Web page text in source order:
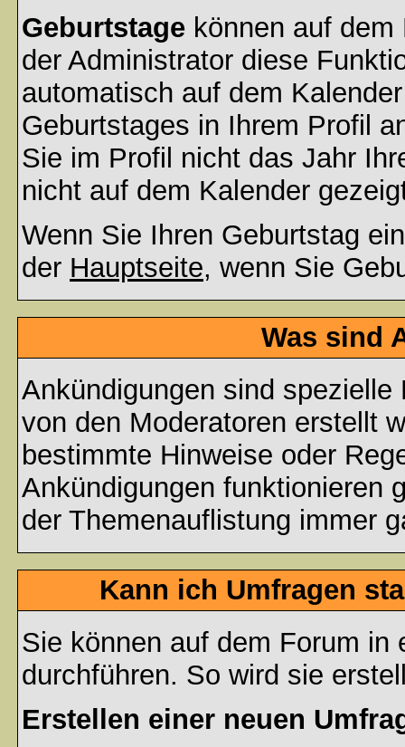
Geburtstage können auf
der Administrator diese
automatisch auf dem
Geburtstages in Ihrem Profil
Sie im Profil nicht das Jahr
nicht auf dem Kalender
Wenn Sie Ihren Geburtstag
der Hauptseite, wenn Sie
Was sind
Ankündigungen sind
von den Moderatoren erstellt
bestimmte Hinweise oder
Ankündigungen funktionieren
der Themenauflistung immer
Kann ich Umfragen
Sie können auf dem Forum in
durchführen. So wird sie
Erstellen einer neuen